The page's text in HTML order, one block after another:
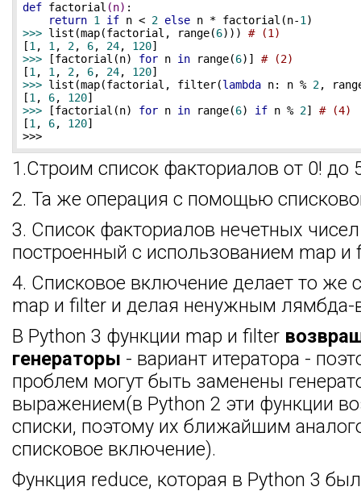
def factorial (n) :
return 1 if n < 2 else n * factorial(n-1
>>> list(map(factorial, range(6))) # (1)
[1 , 1 , 2, 6, 24, 120
>>>
[factorial(n) for n in range(6)] # (2)
[1 , 1 , 2, 6, 24, 120
>>> list(map(factorial, filter(lambda n: n % 2,
[1 , 6, 120
>>>
[factorial(n) for n in range(6) if n % 2] # (4)
[1 , 6, 120]
>>>
1.Строим список факториалов от 0! до
2. Та же операция с помощью
3. Список факториалов нечетных
построенный с использованием map и
4. Списковое включение делает то же
map и filter и делая ненужным
В Python 3 функции map и filter
генераторы - вариант итератора -
проблем могут быть заменены
выражением(в Python 2 эти функции
списки, поэтому их ближайшим
списковое включение).
Функция reduce, которая в Python 3